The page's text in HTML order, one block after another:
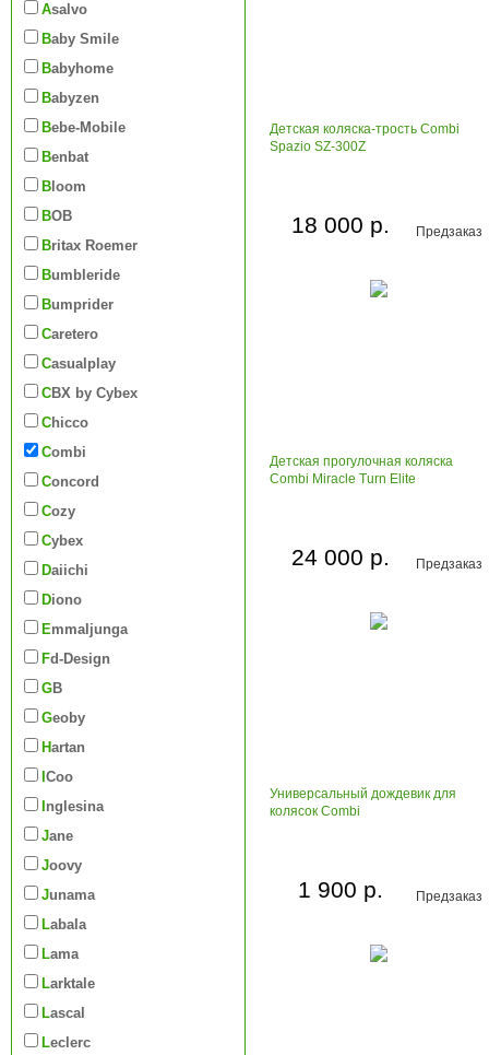
Asalvo
Baby Smile
Babyhome
Babyzen
Bebe-Mobile
Benbat
Bloom
BOB
Britax Roemer
Bumbleride
Bumprider
Caretero
Casualplay
CBX by Cybex
Chicco
Combi
Concord
Cozy
Cybex
Daiichi
Diono
Emmaljunga
Fd-Design
GB
Geoby
Hartan
iCoo
Inglesina
Jane
Joovy
Junama
Labala
Lama
Larktale
Lascal
Leclerc
Детская коляска-трость Combi
Spazio SZ-300Z
Предзаказ
18 000 р.
Детская прогулочная коляска
Combi Miracle Turn Elite
Предзаказ
24 000 р.
Универсальный дождевик для
колясок Combi
Предзаказ
1 900 р.